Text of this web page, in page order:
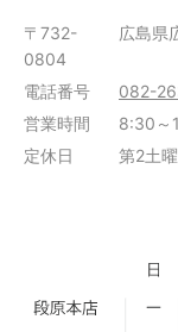
〒732-
0804
広島県
電話番号
082-
営業時間
8:30～
定休日
第2土曜